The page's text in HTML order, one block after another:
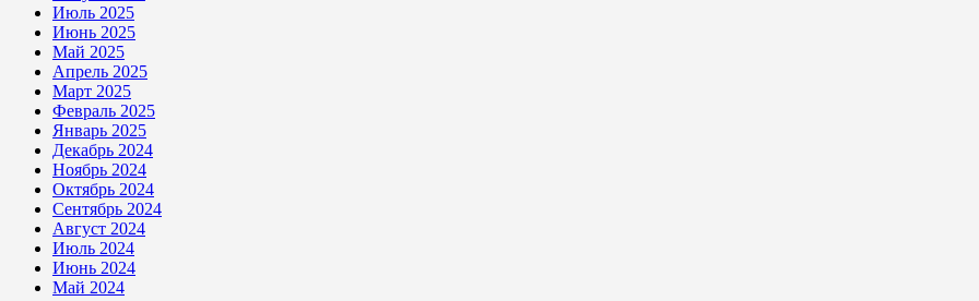
Июль 2025
Июнь 2025
Май 2025
Апрель 2025
Март 2025
Февраль 2025
Январь 2025
Декабрь 2024
Ноябрь 2024
Октябрь 2024
Сентябрь 2024
Август 2024
Июль 2024
Июнь 2024
Май 2024